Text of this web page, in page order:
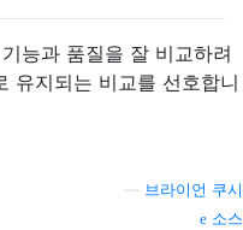
능과 품질을 잘 비교하려
유지되는 비교를 선호합니
브라이언 쿠시
소스